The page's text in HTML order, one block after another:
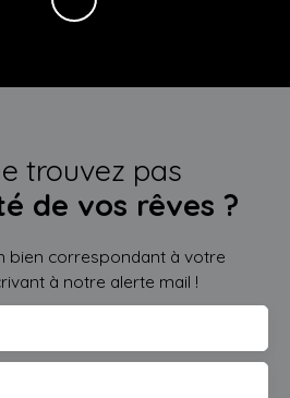
trouvez pas
de vos rêves ?
bien correspondant à votre
à notre alerte mail !